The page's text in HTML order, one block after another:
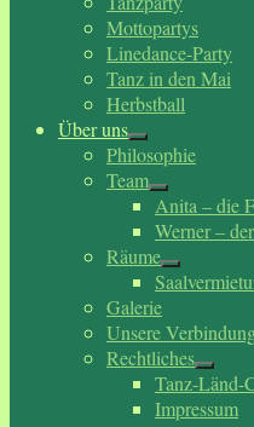
Mottopartys
Linedance-Party
Tanz in den Mai
Herbstball
Über uns
Philosophie
Team
Anita – die
Werner –
Räume
Galerie
Unsere
Rechtliches
Tanz-Länd-
Impressum